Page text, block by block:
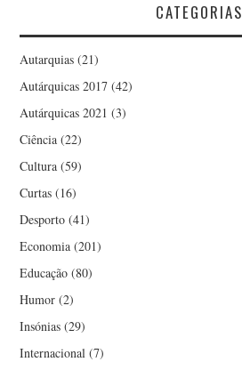
CATEGORIAS
Autarquias (21)
Autárquicas 2017 (42)
Autárquicas 2021 (3)
Ciência (22)
Cultura (59)
Curtas (16)
Desporto (41)
Economia (201)
Educação (80)
Humor (2)
Insónias (29)
Internacional (7)